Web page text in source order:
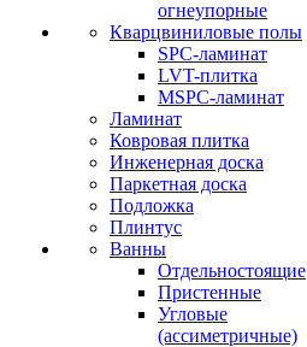
огнеупорные
Кварцвиниловые полы
SPC-ламинат
LVT-плитка
MSPC-ламинат
Ламинат
Ковровая плитка
Инженерная доска
Паркетная доска
Подложка
Плинтус
Ванны
Отдельностоящие
Пристенные
Угловые
(ассиметричные)